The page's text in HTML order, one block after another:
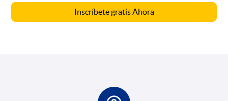
Inscríbete gratis Ahora